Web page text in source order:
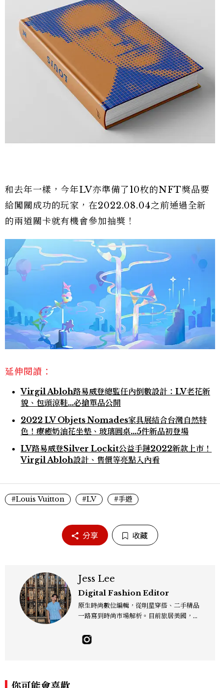
和去年一樣，今年LV亦準備了10枚的NFT獎品要
給闖關成功的玩家，在2022.08.04之前通過全新
的兩道關卡就有機會參加抽獎！
延伸閱讀：
Virgil Abloh路易威登總監任內倒數設計：LV老花新
貌、包頭涼鞋…必搶單品公開
2022 LV Objets Nomades家具展結合台灣自然特
色！療癒奶油花坐墊、玻璃圓桌…5件新品初登場
LV路易威登Silver Lockit公益手鏈2022新款上市！
Virgil Abloh設計、售價等亮點入內看
#Louis Vuitton #LV #手遊
分享 收藏
Jess Lee
Digital Fashion Editor
原生時尚數位編輯，從明星穿搭、二手精品
一路寫到時尚市場解析。目前旅居美國，同
sslee9471@gmail.com